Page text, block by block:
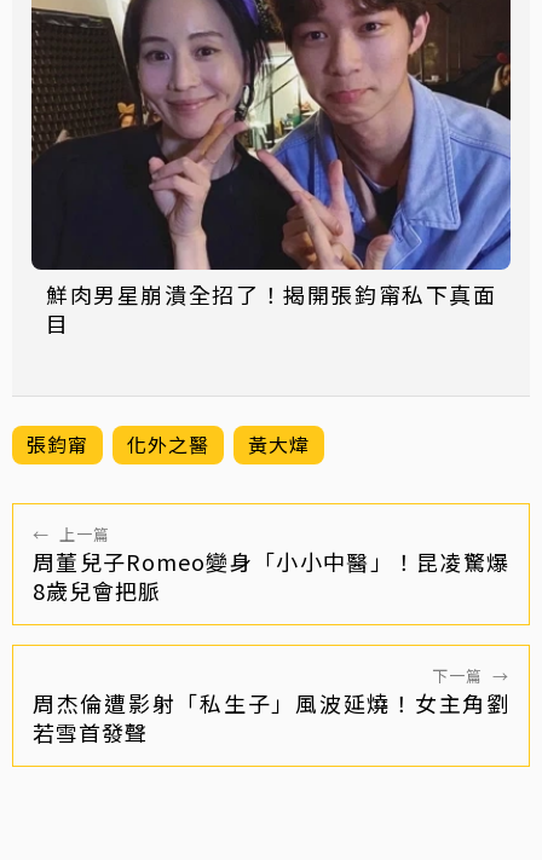
鮮肉男星崩潰全招了！揭開張鈞甯私下真面
目
張鈞甯 化外之醫 黃大煒
← 上一篇
周董兒子Romeo變身「小小中醫」！昆凌驚爆
8歲兒會把脈
下一篇 →
周杰倫遭影射「私生子」風波延燒！女主角劉
若雪首發聲